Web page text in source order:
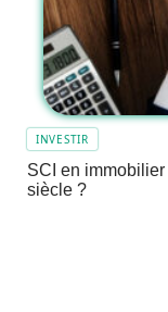
INVESTIR
SCI en immobilier
siècle ?